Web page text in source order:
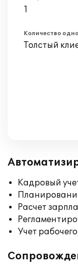
1
Количество
Толстый
Кадровый
Расчет
Учет